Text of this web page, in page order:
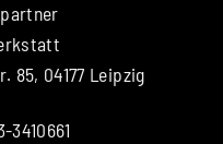
partner
85, 04177 Leipzig
3410661